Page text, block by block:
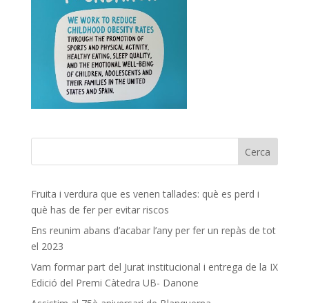
Fruita i verdura que es venen tallades: què es perd i
què has de fer per evitar riscos
Ens reunim abans d’acabar l’any per fer un repàs de tot
el 2023
Vam formar part del Jurat institucional i entrega de la IX
Edició del Premi Càtedra UB- Danone